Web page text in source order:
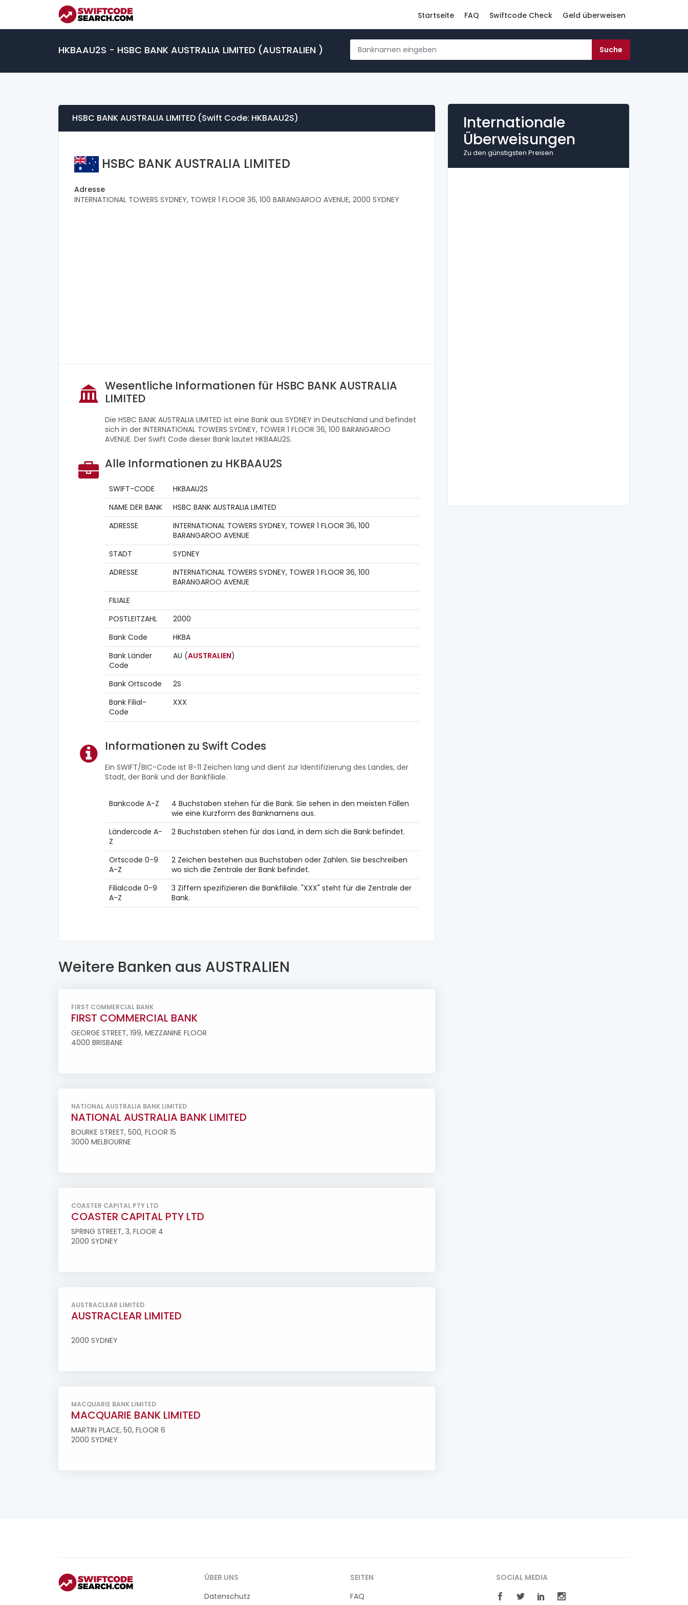
Startseite FAQ Swiftcode Check Geld überweisen
HKBAAU2S - HSBC BANK AUSTRALIA LIMITED (AUSTRALIEN )
HSBC BANK AUSTRALIA LIMITED (Swift Code: HKBAAU2S)
HSBC BANK AUSTRALIA LIMITED
Adresse
INTERNATIONAL TOWERS SYDNEY, TOWER 1 FLOOR 36, 100 BARANGAROO AVENUE, 2000 SYDNEY
Wesentliche Informationen für HSBC BANK AUSTRALIA
LIMITED
Die HSBC BANK AUSTRALIA LIMITED ist eine Bank aus SYDNEY in Deutschland und befindet
sich in der INTERNATIONAL TOWERS SYDNEY, TOWER 1 FLOOR 36, 100 BARANGAROO
AVENUE. Der Swift Code dieser Bank lautet HKBAAU2S.
Alle Informationen zu HKBAAU2S
SWIFT-CODE
HKBAAU2S
NAME DER BANK
HSBC BANK AUSTRALIA LIMITED
ADRESSE
INTERNATIONAL TOWERS SYDNEY, TOWER 1 FLOOR 36, 100
BARANGAROO AVENUE
STADT
SYDNEY
ADRESSE
INTERNATIONAL TOWERS SYDNEY, TOWER 1 FLOOR 36, 100
BARANGAROO AVENUE
FILIALE
POSTLEITZAHL
2000
Bank Code
HKBA
Bank Länder
Code
AU (AUSTRALIEN)
Bank Ortscode
2S
Bank Filial-
Code
XXX
Informationen zu Swift Codes
Ein SWIFT/BIC-Code ist 8-11 Zeichen lang und dient zur Identifizierung des Landes, der
Stadt, der Bank und der Bankfiliale.
Bankcode A-Z
4 Buchstaben stehen für die Bank. Sie sehen in den meisten Fällen
wie eine Kurzform des Banknamens aus.
Ländercode A-
Z
2 Buchstaben stehen für das Land, in dem sich die Bank befindet.
Ortscode 0-9
A-Z
2 Zeichen bestehen aus Buchstaben oder Zahlen. Sie beschreiben
wo sich die Zentrale der Bank befindet.
Filialcode 0-9
A-Z
3 Ziffern spezifizieren die Bankfiliale. "XXX" steht für die Zentrale der
Bank.
Weitere Banken aus AUSTRALIEN
FIRST COMMERCIAL BANK
FIRST COMMERCIAL BANK
GEORGE STREET, 199, MEZZANINE FLOOR
4000 BRISBANE
NATIONAL AUSTRALIA BANK LIMITED
NATIONAL AUSTRALIA BANK LIMITED
BOURKE STREET, 500, FLOOR 15
3000 MELBOURNE
COASTER CAPITAL PTY LTD
COASTER CAPITAL PTY LTD
SPRING STREET, 3, FLOOR 4
2000 SYDNEY
AUSTRACLEAR LIMITED
AUSTRACLEAR LIMITED
2000 SYDNEY
MACQUARIE BANK LIMITED
MACQUARIE BANK LIMITED
MARTIN PLACE, 50, FLOOR 6
2000 SYDNEY
Internationale
Überweisungen
Zu den günstigsten Preisen
ÜBER UNS
Datenschutz
SEITEN
FAQ
SOCIAL MEDIA